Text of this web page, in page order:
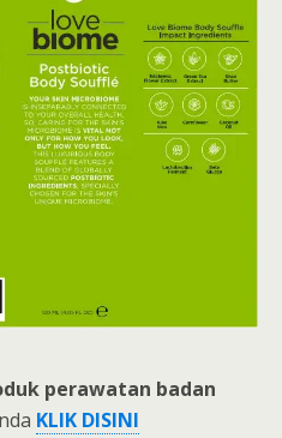
perawatan badan
KLIK DISINI